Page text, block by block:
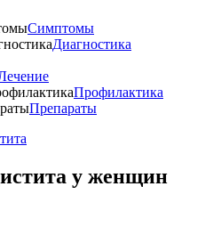
Симптомы
Диагностика
Профилактика
Препараты
у женщин